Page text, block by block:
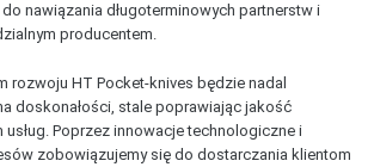
nawiązania długoterminowych partnerstw i
producentem.
rozwoju HT Pocket-knives będzie nadal
doskonałości, stale poprawiając jakość
Poprzez innowacje technologiczne i
zobowiązujemy się do dostarczania klientom